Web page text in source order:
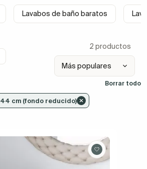
Lavabos de baño baratos
2 productos
Borrar todo
cm (fondo reducido)